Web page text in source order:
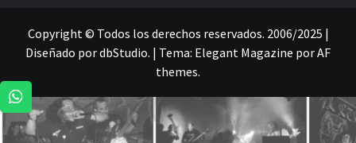
Copyright © Todos los derechos reservados. 2006/2025 |
Diseñado por dbStudio. | Tema: Elegant Magazine porAF
themes.